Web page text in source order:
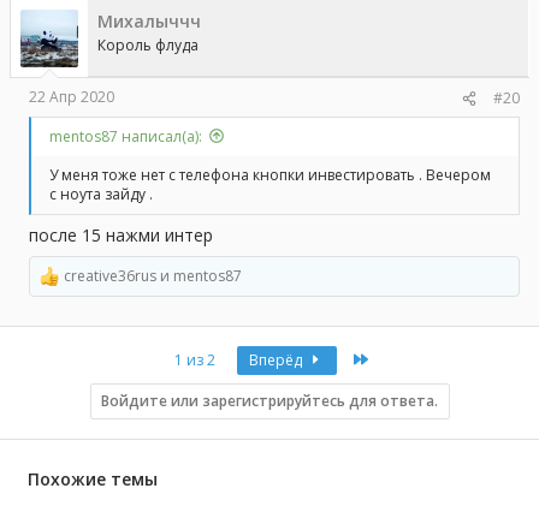
Михалыччч
Король флуда
22 Апр 2020
#20
mentos87 написал(а):
У меня тоже нет с телефона кнопки инвестировать . Вечером
с ноута зайду .
после 15 нажми интер
Р
е
а
creative36rus и mentos87
1 из 2 Вперёд
Войдите или зарегистрируйтесь для ответа.
Похожие темы